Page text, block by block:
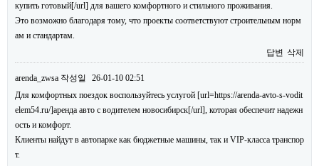
купить готовый[/url] для вашего комфортного и стильного проживания.
Это возможно благодаря тому, что проекты соответствуют строительным норм
ам и стандартам.
답변 삭제
arenda_zwsa 작성일
26-01-10 02:51
Для комфортных поездок воспользуйтесь услугой [url=https://arenda-avto-s-vodit
elem54.ru/]аренда авто с водителем новосибирск[/url], которая обеспечит надежн
ость и комфорт.
Клиенты найдут в автопарке как бюджетные машины, так и VIP-класса транспор
т.